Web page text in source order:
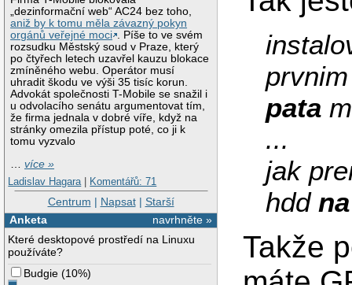
„dezinformační web“ AC24 bez toho,
aniž by k tomu měla závazný pokyn
orgánů veřejné moci . Píše to ve svém
rozsudku Městský soud v Praze, který
po čtyřech letech uzavřel kauzu blokace
zmíněného webu. Operátor musí
uhradit škodu ve výši 35 tisíc korun.
Advokát společnosti T-Mobile se snažil i
u odvolacího senátu argumentovat tím,
že firma jednala v dobré víře, když na
stránky omezila přístup poté, co ji k
tomu vyzvalo
…více »
Ladislav Hagara | Komentářů: 71
Centrum | Napsat| Starší
navrhněte »
Anketa
Které desktopové prostředí na Linuxu
používáte?
Budgie (10%)
pata
...
jak
hdd na
Takže